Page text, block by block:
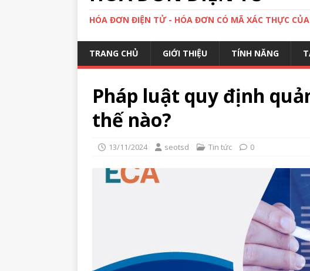
HÓA ĐƠN ĐIỆN TỬ - HÓA ĐƠN CÓ MÃ XÁC THỰC
TRANG CHỦ GIỚI THIỆU TÍNH NĂNG
Pháp luật quy định
thế nào?
13/11/2024 seotsd Tin tức 0